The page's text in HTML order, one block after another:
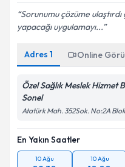
Sorunumu çözüme ulaştırdı
yapacağı uygulamayı...
Adres 1 Online
Özel Sağlık Meslek Hizmet
Sonel
Atatürk Mah. 352Sok. No:2A
En Yakın Saatler
10 Ağu 10 Ağu